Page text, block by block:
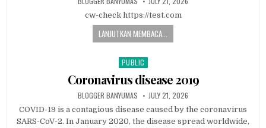
cw-check https://test.com
LANJUTKAN MEMBACA...
Posted in
PUBLIC
Coronavirus disease 2019
AUTHOR:
BLOGGER BANYUMAS PUBLISHED DATE:
JULY 21, 2026
COVID-19 is a contagious disease caused by the coronavirus
SARS-CoV-2. In January 2020, the disease spread worldwide,